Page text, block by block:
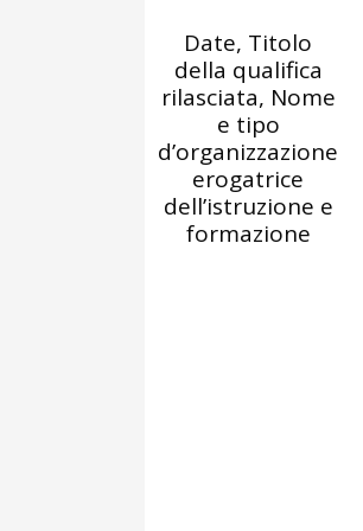
Date, Titolo
della qualifica
rilasciata, Nome
e tipo
d’organizzazione
erogatrice
dell’istruzione e
formazione